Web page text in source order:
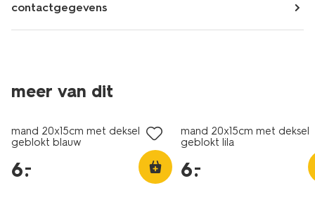
contactgegevens
meer van dit
laag geprijsd
mand 20x15cm met deksel
geblokt blauw
6.
–
mand 20x15cm met deksel
geblokt lila
6.
–